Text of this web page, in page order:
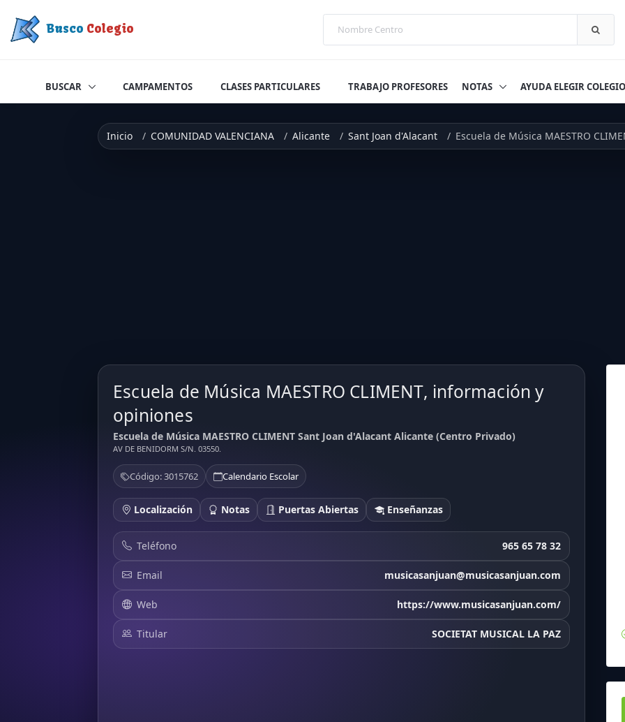
Busco Colegio
BUSCAR CAMPAMENTOS CLASES PARTICULARES TRABAJO PROFESORES NOTAS AYUDA ELEGIR COLEGIO
Inicio COMUNIDAD VALENCIANA Alicante Sant Joan d'Alacant Escuela de Música MAESTRO
Escuela de Música MAESTRO CLIMENT, información y
opiniones
Escuela de Música MAESTRO CLIMENT Sant Joan d'Alacant Alicante (Centro Privado)
AV DE BENIDORM S/N. 03550.
Código: 3015762 Calendario Escolar
Localización Notas Puertas Abiertas Enseñanzas
Teléfono 965 65 78 32
Email musicasanjuan@musicasanjuan.com
Web https://www.musicasanjuan.com/
Titular SOCIETAT MUSICAL LA PAZ